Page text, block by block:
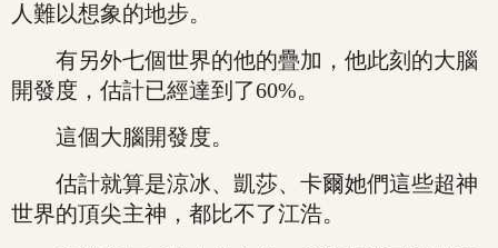
人難以想象的地步。
有另外七個世界的他的疊加，他此刻的大腦
開發度，估計已經達到了60%。
這個大腦開發度。
估計就算是涼冰、凱莎、卡爾她們這些超神
世界的頂尖主神，都比不了江浩。